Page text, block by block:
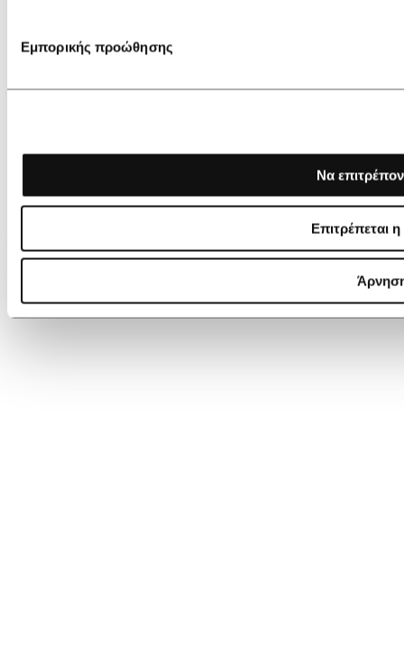
Εμπορικής προώθησης
Να
Επιτρέπεται